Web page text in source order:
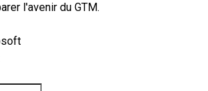
l'avenir du GTM.